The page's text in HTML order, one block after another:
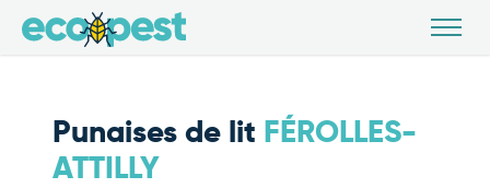
Punaises de lit FÉROLLES-
ATTILLY